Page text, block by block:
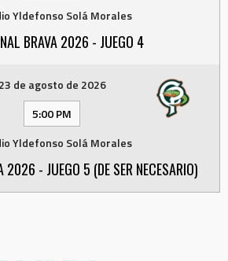
Yldefonso Solá Morales
BRAVA 2026 - JUEGO 4
23 de agosto de 2026
5:00 PM
Yldefonso Solá Morales
2026 - JUEGO 5 (DE SER NECESARIO)